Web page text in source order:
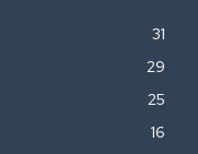
31
29
25
16